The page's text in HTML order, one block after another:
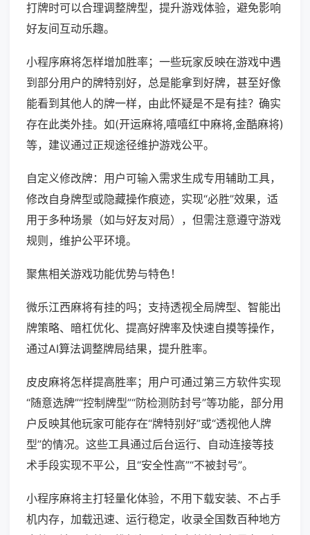
打牌时可以合理调整牌型，提升游戏体验，避免影响
好友间互动乐趣。
小程序麻将怎样增加胜率；一些玩家反映在游戏中遇
到部分用户的牌特别好，总是能拿到好牌，甚至好像
能看到其他人的牌一样，由此怀疑是不是有挂？确实
存在此类外挂。如(开运麻将,嘻嘻红中麻将,金酷麻将)
等，建议通过正规途径维护游戏公平。
自定义修改牌：用户可输入需求生成专用辅助工具，
修改自身牌型或隐藏操作痕迹，实现“必胜”效果，适
用于多种场景（如与好友对局），但需注意遵守游戏
规则，维护公平环境。
聚焦相关游戏功能优势与特色！
微乐江西麻将有挂的吗；支持透视全局牌型、智能出
牌策略、暗杠优化、提高好牌率及快速自摸等操作，
通过AI算法调整牌局结果，提升胜率。
皮皮麻将怎样提高胜率；用户可通过第三方软件实现
“随意选牌”“控制牌型”“防检测防封号”等功能，部分用
户反映其他玩家可能存在“牌特别好”或“透视他人牌
型”的情况。这些工具通过后台运行、自动连接等技
术手段实现不平公，且“安全性高”“不被封号”。
小程序麻将主打轻量化体验，不用下载安装、不占手
机内存，加载迅速、运行稳定，收录全国数百种地方